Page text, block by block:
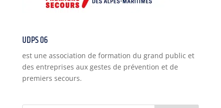
UDPS 06
est une association de formation du grand public et
des entreprises aux gestes de prévention et de
premiers secours.